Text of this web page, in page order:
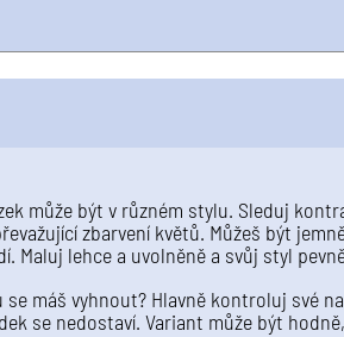
může být v různém stylu. Sleduj
zbarvení květů. Můžeš být
Maluj lehce a uvolněně a svůj styl
se máš vyhnout? Hlavně kontroluj své
se nedostaví. Variant může být